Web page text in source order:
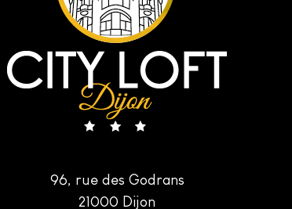
96, rue des Godrans
21000 Dijon